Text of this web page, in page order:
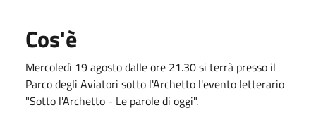
Cos'è
Mercoledì 19 agosto dalle ore 21.30 si terrà presso il
Parco degli Aviatori sotto l'Archetto l'evento letterario
"Sotto l'Archetto - Le parole di oggi".